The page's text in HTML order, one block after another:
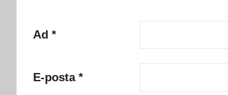
Ad *
E-posta *